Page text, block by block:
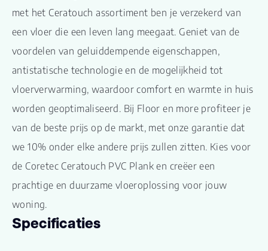
met het Ceratouch assortiment ben je verzekerd van
een vloer die een leven lang meegaat. Geniet van de
voordelen van geluiddempende eigenschappen,
antistatische technologie en de mogelijkheid tot
vloerverwarming, waardoor comfort en warmte in huis
worden geoptimaliseerd. Bij Floor en more profiteer je
van de beste prijs op de markt, met onze garantie dat
we 10% onder elke andere prijs zullen zitten. Kies voor
de Coretec Ceratouch PVC Plank en creëer een
prachtige en duurzame vloeroplossing voor jouw
woning.
Specificaties